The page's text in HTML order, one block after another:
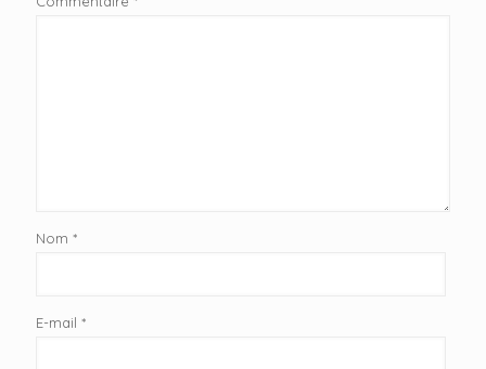
Nom *
E-mail *